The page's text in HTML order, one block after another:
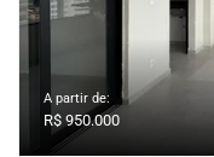
A partir de:
R$ 950.000